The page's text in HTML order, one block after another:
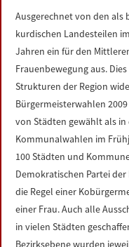
Ausgerechnet von den als
kurdischen Landesteilen
Jahren ein für den
Frauenbewegung aus.
Strukturen der Region
Bürgermeisterwahlen
von Städten gewählt als in
Kommunalwahlen im
100 Städten und
Demokratischen Partei
die Regel einer
einer Frau. Auch alle
in vielen Städten
Bezirksebene wurden